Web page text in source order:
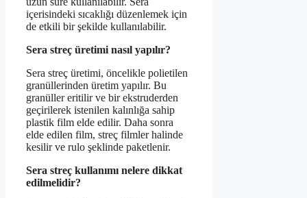
içerisindeki sıcaklığı düzenlemek için
de etkili bir şekilde kullanılabilir.
Sera streç üretimi nasıl yapılır?
Sera streç üretimi, öncelikle polietilen
granüllerinden üretim yapılır. Bu
granüller eritilir ve bir ekstruderden
geçirilerek istenilen kalınlığa sahip
plastik film elde edilir. Daha sonra
elde edilen film, streç filmler halinde
kesilir ve rulo şeklinde paketlenir.
Sera streç kullanımı nelere dikkat
edilmelidir?